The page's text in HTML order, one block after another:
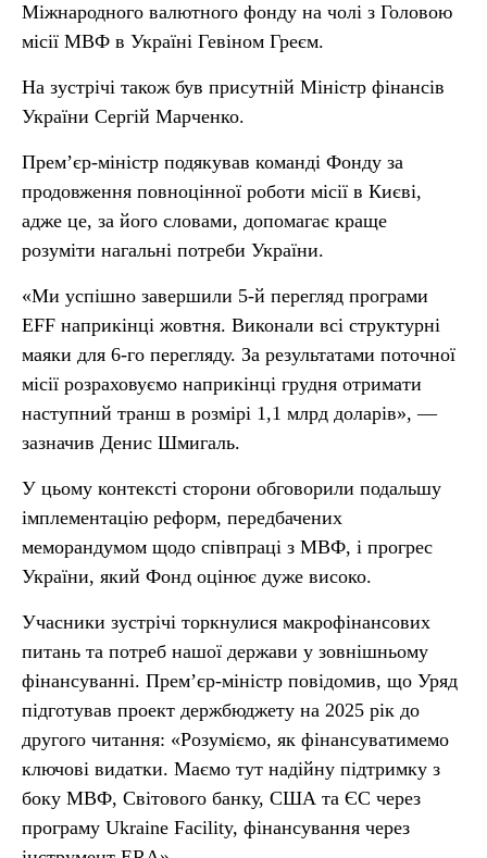
Міжнародного валютного фонду на чолі з Головою
місії МВФ в Україні Гевіном Греєм.
На зустрічі також був присутній Міністр фінансів
України Сергій Марченко.
Прем’єр-міністр подякував команді Фонду за
продовження повноцінної роботи місії в Києві,
адже це, за його словами, допомагає краще
розуміти нагальні потреби України.
«Ми успішно завершили 5-й перегляд програми
EFF наприкінці жовтня. Виконали всі структурні
маяки для 6-го перегляду. За результатами поточної
місії розраховуємо наприкінці грудня отримати
наступний транш в розмірі 1,1 млрд доларів», —
зазначив Денис Шмигаль.
У цьому контексті сторони обговорили подальшу
імплементацію реформ, передбачених
меморандумом щодо співпраці з МВФ, і прогрес
України, який Фонд оцінює дуже високо.
Учасники зустрічі торкнулися макрофінансових
питань та потреб нашої держави у зовнішньому
фінансуванні. Прем’єр-міністр повідомив, що Уряд
підготував проект держбюджету на 2025 рік до
другого читання: «Розуміємо, як фінансуватимемо
ключові видатки. Маємо тут надійну підтримку з
боку МВФ, Світового банку, США та ЄС через
програму Ukraine Facility, фінансування через